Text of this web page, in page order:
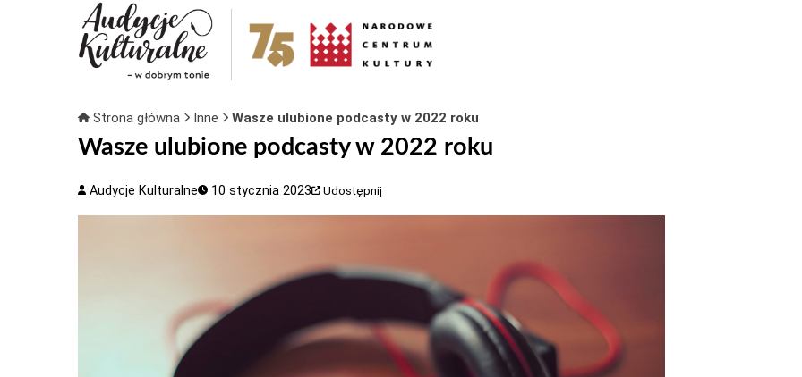
Strona główna Inne Wasze ulubione podcasty w 2022 roku
Wasze ulubione podcasty w 2022 roku
Audycje Kulturalne 10 stycznia 2023 Udostępnij